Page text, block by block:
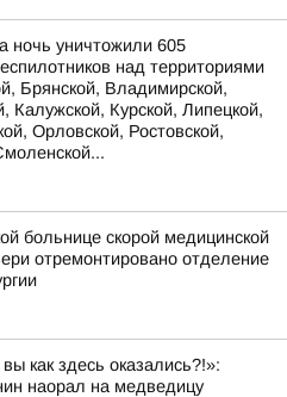
уничтожили 605
над территориями
Брянской, Владимирской,
Калужской, Курской, Липецкой,
Орловской, Ростовской,
больнице скорой медицинской
отремонтировано отделение
как здесь оказались?!»:
наорал на медведицу